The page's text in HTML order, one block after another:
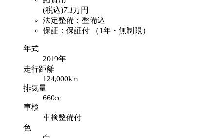
(税込)7.1万円
法定整備：整備込
保証：保証付 （1年・無制限）
年式
2019年
走行距離
124,000km
排気量
660cc
車検
車検整備付
色